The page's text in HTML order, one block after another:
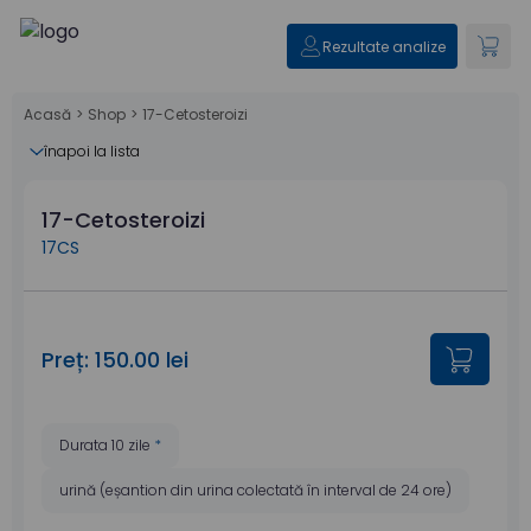
Rezultate analize
Acasă > Shop > 17-Cetosteroizi
înapoi la lista
17-Cetosteroizi
17CS
Preț: 150.00 lei
Durata 10 zile *
urină (eșantion din urina colectată în interval de 24 ore)